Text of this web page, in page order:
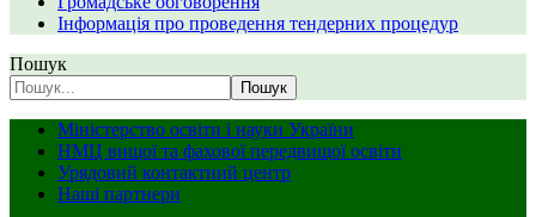
Інформація про проведення тендерних процедур
Пошук
Пошук
Міністерство освіти і науки України
НМЦ вищої та фахової передвищої освіти
Урядовий контактний центр
Наші партнери